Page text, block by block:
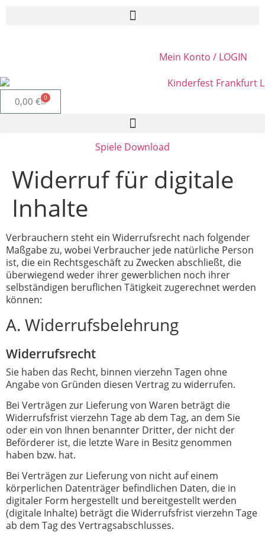
Mein Konto / LOGIN
0,00 € 0
Spiele Download
Widerruf für digitale
Inhalte
Verbrauchern steht ein Widerrufsrecht nach folgender
Maßgabe zu, wobei Verbraucher jede natürliche Person
ist, die ein Rechtsgeschäft zu Zwecken abschließt, die
überwiegend weder ihrer gewerblichen noch ihrer
selbständigen beruflichen Tätigkeit zugerechnet werden
können:
A. Widerrufsbelehrung
Widerrufsrecht
Sie haben das Recht, binnen vierzehn Tagen ohne
Angabe von Gründen diesen Vertrag zu widerrufen.
Bei Verträgen zur Lieferung von Waren beträgt die
Widerrufsfrist vierzehn Tage ab dem Tag, an dem Sie
oder ein von Ihnen benannter Dritter, der nicht der
Beförderer ist, die letzte Ware in Besitz genommen
haben bzw. hat.
Bei Verträgen zur Lieferung von nicht auf einem
körperlichen Datenträger befindlichen Daten, die in
digitaler Form hergestellt und bereitgestellt werden
(digitale Inhalte) beträgt die Widerrufsfrist vierzehn Tage
ab dem Tag des Vertragsabschlusses.